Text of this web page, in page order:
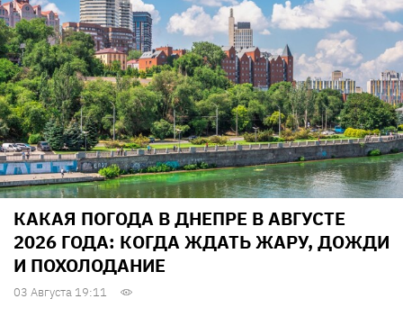
КАКАЯ ПОГОДА В ДНЕПРЕ В АВГУСТЕ
2026 ГОДА: КОГДА ЖДАТЬ ЖАРУ, ДОЖДИ
И ПОХОЛОДАНИЕ
03 Августа 19:11